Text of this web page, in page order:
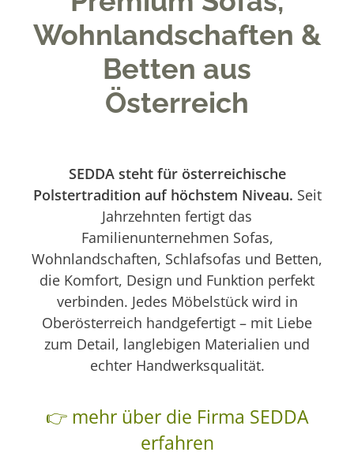
Wohnlandschaften &
Betten aus
Österreich
SEDDA steht für österreichische
Polstertradition auf höchstem Niveau. Seit
Jahrzehnten fertigt das
Familienunternehmen Sofas,
Wohnlandschaften, Schlafsofas und Betten,
die Komfort, Design und Funktion perfekt
verbinden. Jedes Möbelstück wird in
Oberösterreich handgefertigt – mit Liebe
zum Detail, langlebigen Materialien und
echter Handwerksqualität.
👉 mehr über die Firma SEDDA
erfahren